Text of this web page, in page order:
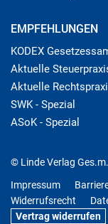
EMPFEHLUNGEN
KODEX
Aktuelle
Aktuelle
SWK - Spezial
ASoK - Spezial
© Linde Verlag
Impressum
Widerrufsrecht
Vertrag widerrufen